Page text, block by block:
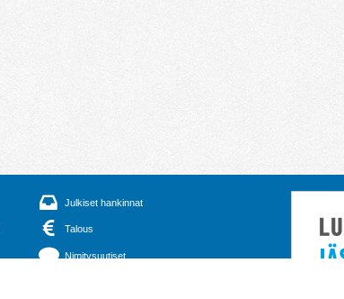
Julkiset hankinnat
Talous
Nimitysuutiset